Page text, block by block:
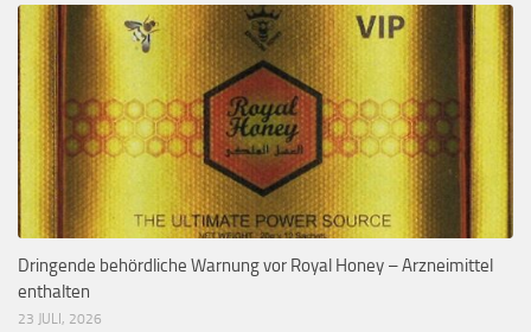
Dringende behördliche Warnung vor Royal Honey – Arzneimittel
enthalten
23 JULI, 2026